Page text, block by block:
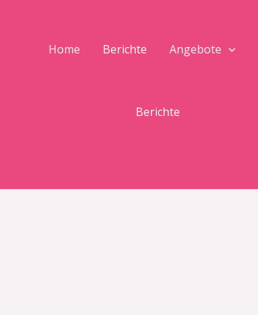
Home Berichte Angebote
Berichte